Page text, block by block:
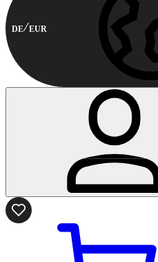
DE EUR